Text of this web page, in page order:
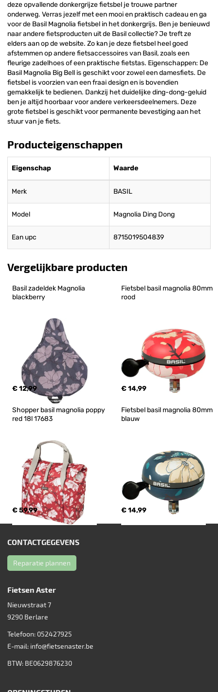
deze opvallende donkergrijze fietsbel je trouwe partner
onderweg. Verras jezelf met een mooi en praktisch cadeau en ga
voor de Basil Magnolia fietsbel in het donkergrijs. Ben je benieuwd
naar andere fietsproducten uit de Basil collectie? Je treft ze
elders aan op de website. Zo kan je deze fietsbel heel goed
afstemmen op andere fietsaccessoires van Basil, zoals een
fleurige zadelhoes of een praktische fietstas. Eigenschappen: De
Basil Magnolia Big Bell is geschikt voor zowel een damesfiets. De
fietsbel is voorzien van een fraai design en is bovendien
gemakkelijk te bedienen. Dankzij het duidelijke ding-dong-geluid
ben je altijd hoorbaar voor andere verkeersdeelnemers. Deze
grote fietsbel is geschikt voor permanente bevestiging aan het
stuur van je fiets.
Producteigenschappen
Eigenschap Waarde
Merk BASIL
Model Magnolia Ding Dong
Ean upc 8715019504839
Vergelijkbare producten
Basil zadeldek Magnolia
blackberry
€ 12,99
Fietsbel basil magnolia 80mm
rood
€ 14,99
Shopper basil magnolia poppy
red 18l 17683
€ 59,99
Fietsbel basil magnolia 80mm
blauw
€ 14,99
CONTACTGEGEVENS
Reparatie plannen
Fietsen Aster
Nieuwstraat 7
9290 Berlare
Telefoon: 052427925
E-mail: info@fietsenaster.be
BTW: BE0629876230